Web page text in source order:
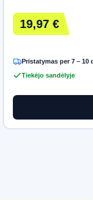
19,97 €
Pristatymas per 7 – 10
Tiekėjo sandėlyje